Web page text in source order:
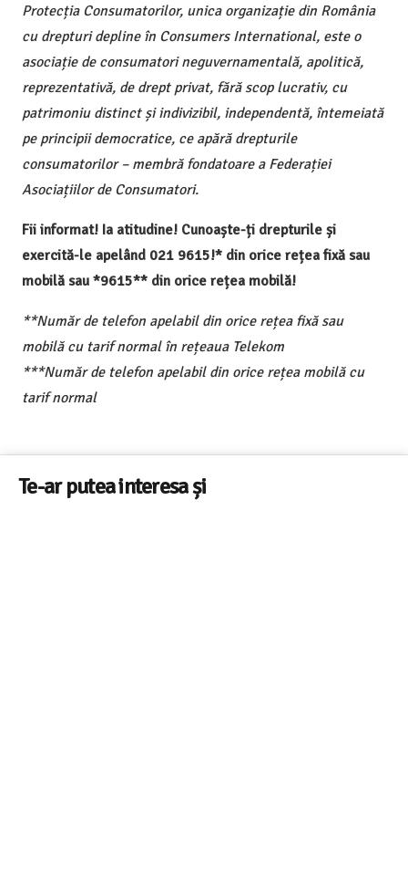
Protecția Consumatorilor, unica organizație din România
cu drepturi depline în Consumers International, este o
asociație de consumatori neguvernamentală, apolitică,
reprezentativă, de drept privat, fără scop lucrativ, cu
patrimoniu distinct și indivizibil, independentă, întemeiată
pe principii democratice, ce apără drepturile
consumatorilor – membră fondatoare a Federației
Asociațiilor de Consumatori.
Fii informat! Ia atitudine! Cunoaște-ți drepturile și
exercită-le apelând 021 9615!* din orice rețea fixă sau
mobilă sau *9615** din orice rețea mobilă!
**Număr de telefon apelabil din orice rețea fixă sau
mobilă cu tarif normal în rețeaua Telekom
***Număr de telefon apelabil din orice rețea mobilă cu
tarif normal
Te-ar putea interesa și